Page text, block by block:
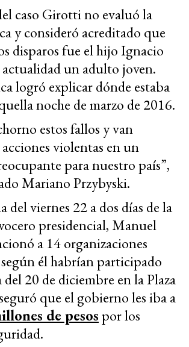
caso Girotti no evaluó la
y consideró acreditado que
disparos fue el hijo Ignacio
actualidad un adulto joven.
logró explicar dónde estaba
noche de marzo de 2016.
estos fallos y van
violentas en un
para nuestro país”,
Mariano Przybyski.
del viernes 22 a dos días de la
presidencial, Manuel
a 14 organizaciones
él habrían participado
del 20 de diciembre en la Plaza
que el gobierno les iba a
de pesos por los